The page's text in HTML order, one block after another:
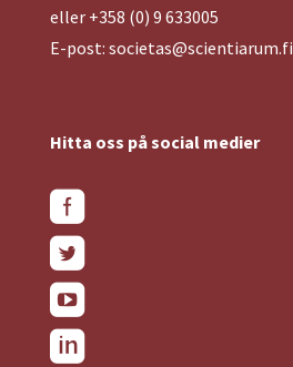
eller +358 (0) 9 633005
E-post: societas@scientiarum.fi
Hitta oss på social medier